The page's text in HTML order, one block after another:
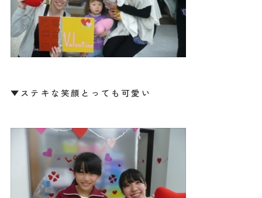
▼ステキな笑顔とっても可愛い